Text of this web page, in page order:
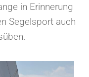
in Erinnerung
Segelsport auch